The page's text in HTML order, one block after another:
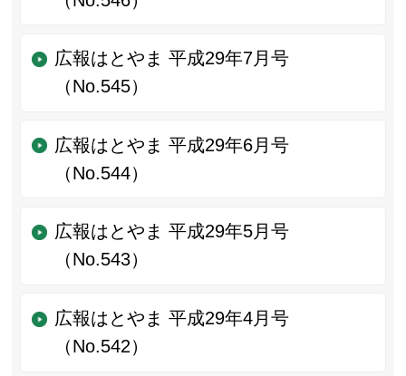
広報はとやま 平成29年7月号
（No.545）
広報はとやま 平成29年6月号
（No.544）
広報はとやま 平成29年5月号
（No.543）
広報はとやま 平成29年4月号
（No.542）